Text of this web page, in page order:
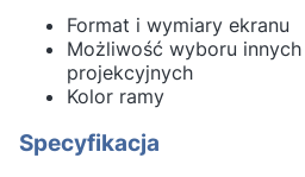
Format i wymiary ekranu
Możliwość wyboru
projekcyjnych
Kolor ramy
Specyfikacja